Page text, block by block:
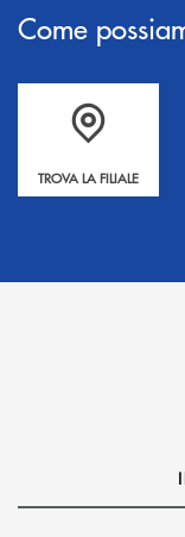
Come
Accedi all' elenco
TROVA LA FILIALE